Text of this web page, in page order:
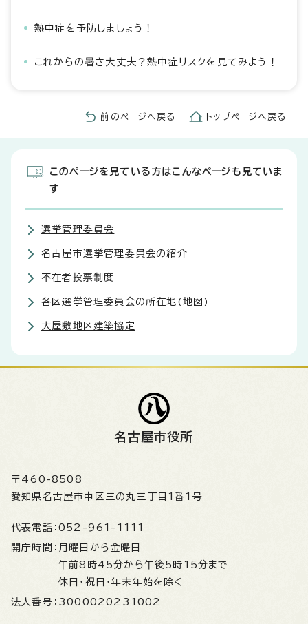
熱中症を予防しましょう！
これからの暑さ大丈夫？熱中症リスクを見てみよう！
前のページへ戻る トップページへ戻る
このページを見ている方はこんなページも見ていま
す
選挙管理委員会
名古屋市選挙管理委員会の紹介
不在者投票制度
各区選挙管理委員会の所在地(地図)
大屋敷地区建築協定
名古屋市役所
〒460-8508
愛知県名古屋市中区三の丸三丁目1番1号
代表電話： 052-961-1111
開庁時間： 月曜日から金曜日
午前8時45分から午後5時15分まで
休日・祝日・年末年始を除く
法人番号： 3000020231002